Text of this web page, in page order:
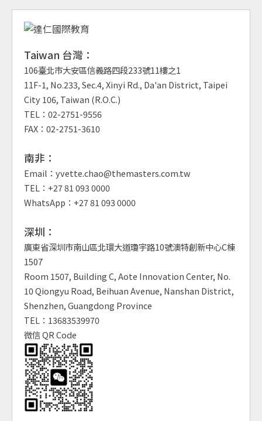
Taiwan 台灣：
106臺北市大安區信義路四段233號11樓之1
11F-1, No.233, Sec.4, Xinyi Rd., Da'an District, Taipei
City 106, Taiwan (R.O.C.)
TEL：02-2751-9556
FAX：02-2751-3610
南非：
Email：yvette.chao@themasters.com.tw
TEL：+27 81 093 0000
WhatsApp：+27 81 093 0000
深圳：
廣東省深圳市南山區北環大道瓊宇路10號澳特創新中心C棟
1507
Room 1507, Building C, Aote Innovation Center, No.
10 Qiongyu Road, Beihuan Avenue, Nanshan District,
Shenzhen, Guangdong Province
TEL：13683539970
微信 QR Code